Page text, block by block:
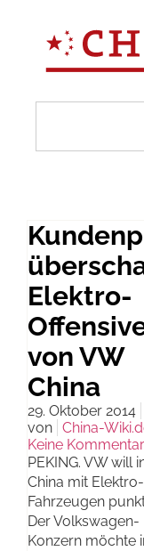
Elektro-
von VW
China
29. Oktober 2014
von China-
Keine
PEKING. VW will
China mit Elektro-
Fahrzeugen
Der Volkswagen-
Konzern möchte